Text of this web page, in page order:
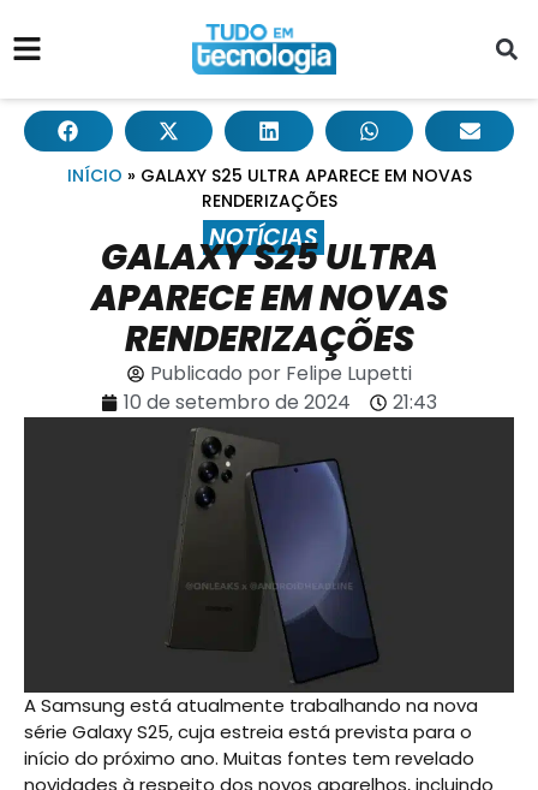
INÍCIO » GALAXY S25 ULTRA APARECE EM NOVAS
RENDERIZAÇÕES
NOTÍCIAS
GALAXY S25 ULTRA
APARECE EM NOVAS
RENDERIZAÇÕES
Publicado porFelipe Lupetti
10 de setembro de 2024
21:43
A Samsung está atualmente trabalhando na nova
série Galaxy S25, cuja estreia está prevista para o
início do próximo ano. Muitas fontes tem revelado